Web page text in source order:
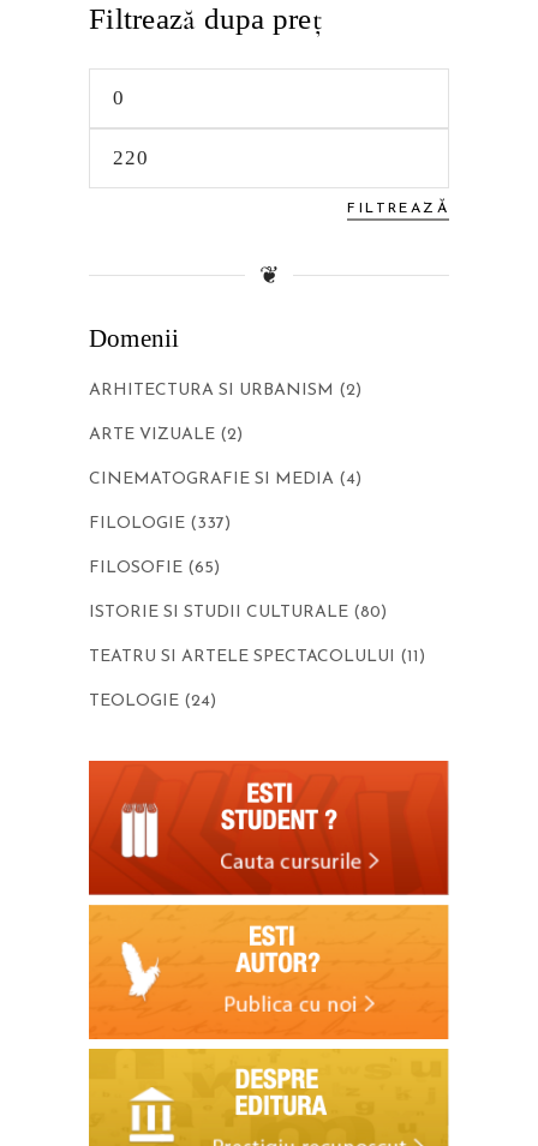
Filtrează dupa preţ
FILTREAZĂ
❦
Domenii
ARHITECTURA SI URBANISM (2)
ARTE VIZUALE (2)
CINEMATOGRAFIE SI MEDIA (4)
FILOLOGIE (337)
FILOSOFIE (65)
ISTORIE SI STUDII CULTURALE (80)
TEATRU SI ARTELE SPECTACOLULUI (11)
TEOLOGIE (24)